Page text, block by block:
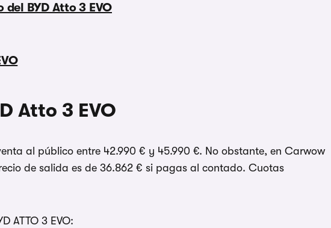
BYD Atto 3 EVO
Atto 3 EVO
al público entre 42.990 € y 45.990 €. No obstante, en Carwow
de salida es de 36.862 € si pagas al contado. Cuotas
ATTO 3 EVO: